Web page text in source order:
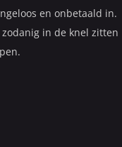
en onbetaald in.
in de knel zitten